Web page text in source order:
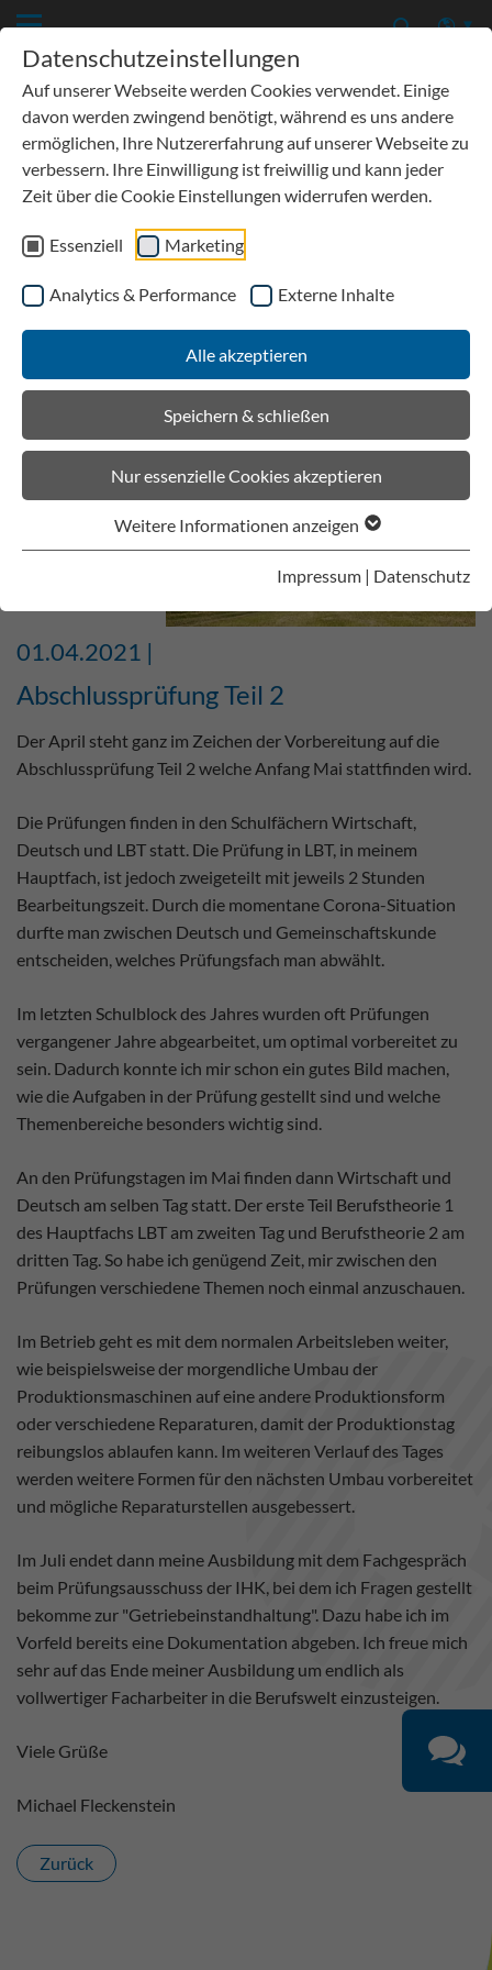
Datenschutzeinstellungen
Auf unserer Webseite werden Cookies verwendet. Einige
davon werden zwingend benötigt, während es uns andere
ermöglichen, Ihre Nutzererfahrung auf unserer Webseite zu
verbessern. Ihre Einwilligung ist freiwillig und kann jeder
Zeit über die Cookie Einstellungen widerrufen werden.
Essenziell Marketing
Analytics & Performance Externe Inhalte
Alle akzeptieren
Speichern & schließen
Nur essenzielle Cookies akzeptieren
Weitere Informationen anzeigen
Impressum | Datenschutz
01.04.2021 |
Abschlussprüfung Teil 2
Der April steht ganz im Zeichen der Vorbereitung auf die
Abschlussprüfung Teil 2 welche Anfang Mai stattfinden wird.
Die Prüfungen finden in den Schulfächern Wirtschaft,
Deutsch und LBT statt. Die Prüfung in LBT, in meinem
Hauptfach, ist jedoch zweigeteilt mit jeweils 2 Stunden
Bearbeitungszeit. Durch die momentane Corona-Situation
durfte man zwischen Deutsch und Gemeinschaftskunde
entscheiden, welches Prüfungsfach man abwählt.
Im letzten Schulblock des Jahres wurden oft Prüfungen
vergangener Jahre abgearbeitet, um optimal vorbereitet zu
sein. Dadurch konnte ich mir schon ein gutes Bild machen,
wie die Aufgaben in der Prüfung gestellt sind und welche
Themenbereiche besonders wichtig sind.
An den Prüfungstagen im Mai finden dann Wirtschaft und
Deutsch am selben Tag statt. Der erste Teil Berufstheorie 1
des Hauptfachs LBT am zweiten Tag und Berufstheorie 2 am
dritten Tag. So habe ich genügend Zeit, mir zwischen den
Prüfungen verschiedene Themen noch einmal anzuschauen.
Im Betrieb geht es mit dem normalen Arbeitsleben weiter,
wie beispielsweise der morgendliche Umbau der
Produktionsmaschinen auf eine andere Produktionsform
oder verschiedene Reparaturen, damit der Produktionstag
reibungslos ablaufen kann. Im weiteren Verlauf des Tages
werden weitere Formen für den nächsten Umbau vorbereitet
und mögliche Reparaturstellen ausgebessert.
Im Juli endet dann meine Ausbildung mit dem Fachgespräch
beim Prüfungsausschuss der IHK, bei dem ich Fragen gestellt
bekomme zur "Getriebeinstandhaltung". Dazu habe ich im
Vorfeld bereits eine Dokumentation abgeben. Ich freue mich
sehr auf das Ende meiner Ausbildung um endlich als
vollwertiger Facharbeiter in die Berufswelt einzusteigen.
Viele Grüße
Michael Fleckenstein
Zurück